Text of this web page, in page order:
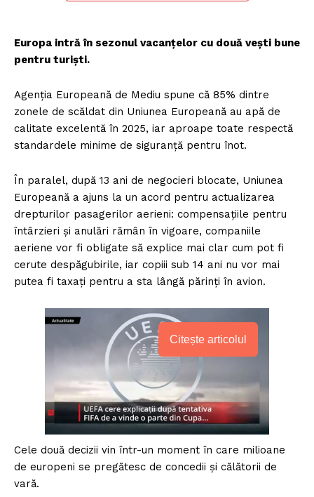
Europa intră în sezonul vacanțelor cu două vești bune
pentru turiști.
Agenția Europeană de Mediu spune că 85% dintre
zonele de scăldat din Uniunea Europeană au apă de
calitate excelentă în 2025, iar aproape toate respectă
standardele minime de siguranță pentru înot.
În paralel, după 13 ani de negocieri blocate, Uniunea
Europeană a ajuns la un acord pentru actualizarea
drepturilor pasagerilor aerieni: compensațiile pentru
întârzieri și anulări rămân în vigoare, companiile
aeriene vor fi obligate să explice mai clar cum pot fi
cerute despăgubirile, iar copiii sub 14 ani nu vor mai
putea fi taxați pentru a sta lângă părinți în avion.
Citește articolul
Cele două decizii vin într-un moment în care milioane
de europeni se pregătesc de concedii și călătorii de
vară.